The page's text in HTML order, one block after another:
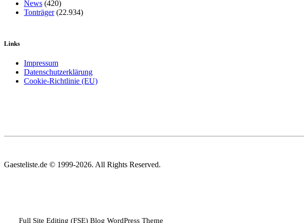
News (420)
Tonträger(22.934)
Links
Impressum
Datenschutzerklärung
Cookie-Richtlinie (EU)
Gaesteliste.de © 1999-2026. All Rights Reserved.
Full Site Editing (FSE) Blog WordPress Theme